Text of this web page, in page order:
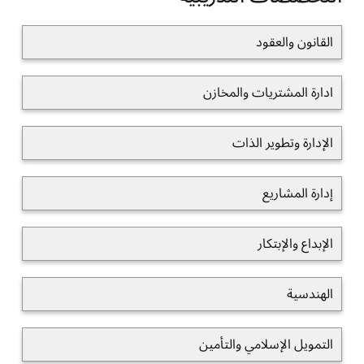
القانون والعقود
ادارة المشتريات والمخازن
الإدارة وتطوير الذات
إدارة المشاريع
الإبداع والإبتكار
الهندسية
التمويل الإسلامي والتأمين